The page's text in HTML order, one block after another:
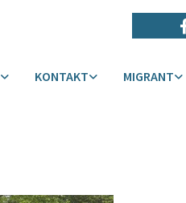
KONTAKT MIGRANT